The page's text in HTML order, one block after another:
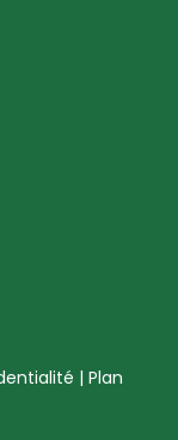
|Plan